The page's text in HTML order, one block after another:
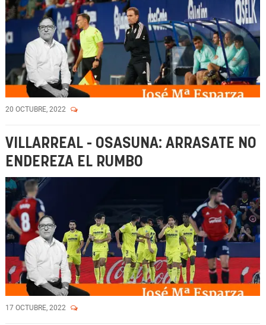
20 OCTUBRE, 2022
VILLARREAL - OSASUNA: ARRASATE NO
ENDEREZA EL RUMBO
17 OCTUBRE, 2022